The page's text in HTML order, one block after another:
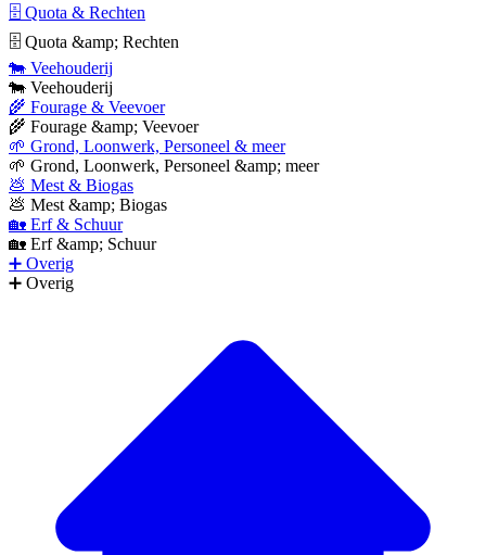
🗄 Quota & Rechten
🗄 Quota &amp; Rechten
🐄 Veehouderij
🐄 Veehouderij
🌾 Fourage & Veevoer
🌾 Fourage &amp; Veevoer
🌱 Grond, Loonwerk, Personeel & meer
🌱 Grond, Loonwerk, Personeel &amp; meer
💩 Mest & Biogas
💩 Mest &amp; Biogas
🏡 Erf & Schuur
🏡 Erf &amp; Schuur
➕ Overig
➕ Overig